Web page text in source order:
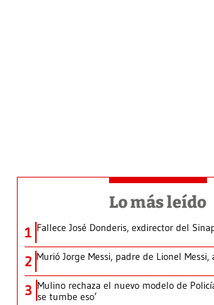
Lo más leído
1 Fallece José Donderis, exdirector del
2 Murió Jorge Messi, padre de Lionel Messi,
3 Mulino rechaza el nuevo modelo de
se tumbe eso’